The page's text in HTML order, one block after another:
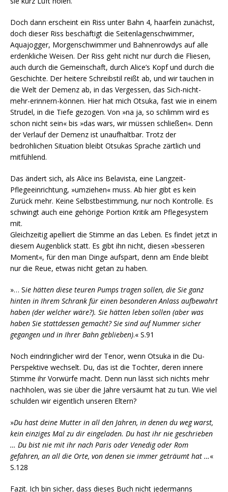
Doch dann erscheint ein Riss unter Bahn 4, haarfein zunächst,
doch dieser Riss beschäftigt die Seitenlagenschwimmer,
Aquajogger, Morgenschwimmer und Bahnenrowdys auf alle
erdenkliche Weisen. Der Riss geht nicht nur durch die Fliesen,
auch durch die Gemeinschaft, durch Alice’s Kopf und durch die
Geschichte. Der heitere Schreibstil reißt ab, und wir tauchen in
die Welt der Demenz ab, in das Vergessen, das Sich-nicht-
mehr-erinnern-können. Hier hat mich Otsuka, fast wie in einem
Strudel, in die Tiefe gezogen. Von »na ja, so schlimm wird es
schon nicht sein« bis »das wars, wir müssen schließen«. Denn
der Verlauf der Demenz ist unaufhaltbar. Trotz der
bedrohlichen Situation bleibt Otsukas Sprache zärtlich und
mitfühlend.
Das ändert sich, als Alice ins Belavista, eine Langzeit-
Pflegeeinrichtung, »umziehen« muss. Ab hier gibt es kein
Zurück mehr. Keine Selbstbestimmung, nur noch Kontrolle. Es
schwingt auch eine gehörige Portion Kritik am Pflegesystem
mit.
Gleichzeitig apelliert die Stimme an das Leben. Es findet jetzt in
diesem Augenblick statt. Es gibt ihn nicht, diesen »besseren
Moment«, für den man Dinge aufspart, denn am Ende bleibt
nur die Reue, etwas nicht getan zu haben.
»… Sie hätten diese teuren Pumps tragen sollen, die Sie ganz
hinten in Ihrem Schrank für einen besonderen Anlass aufbewahrt
haben (der welcher wäre?). Sie hätten leben sollen (aber was
haben Sie stattdessen gemacht? Sie sind auf Nummer sicher
gegangen und in Ihrer Bahn geblieben).« S.91
Noch eindringlicher wird der Tenor, wenn Otsuka in die Du-
Perspektive wechselt. Du, das ist die Tochter, deren innere
Stimme ihr Vorwürfe macht. Denn nun lässt sich nichts mehr
nachholen, was sie über die Jahre versäumt hat zu tun. Wie viel
schulden wir eigentlich unseren Eltern?
»Du hast deine Mutter in all den Jahren, in denen du weg warst,
kein einziges Mal zu dir eingeladen. Du hast ihr nie geschrieben
… Du bist nie mit ihr nach Paris oder Venedig oder Rom
gefahren, an all die Orte, von denen sie immer geträumt hat …«
S.128
Fazit. Ich bin sicher, dass dieses Buch nicht jedermanns